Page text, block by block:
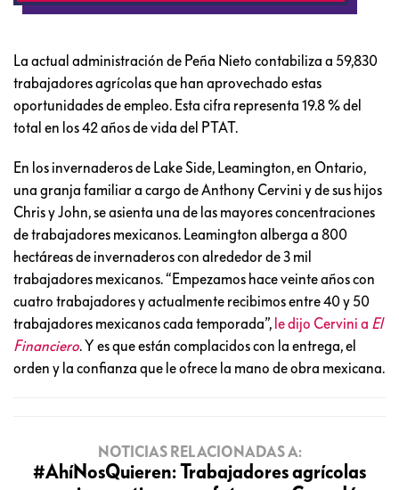
La actual administración de Peña Nieto contabiliza a 59,830
trabajadores agrícolas que han aprovechado estas
oportunidades de empleo. Esta cifra representa 19.8 % del
total en los 42 años de vida del PTAT.
En los invernaderos de Lake Side, Leamington, en Ontario,
una granja familiar a cargo de Anthony Cervini y de sus hijos
Chris y John, se asienta una de las mayores concentraciones
de trabajadores mexicanos. Leamington alberga a 800
hectáreas de invernaderos con alrededor de 3 mil
trabajadores mexicanos. “Empezamos hace veinte años con
cuatro trabajadores y actualmente recibimos entre 40 y 50
trabajadores mexicanos cada temporada”, le dijo Cervini a El
Financiero. Y es que están complacidos con la entrega, el
orden y la confianza que le ofrece la mano de obra mexicana.
NOTICIAS RELACIONADAS A:
#AhíNosQuieren: Trabajadores agrícolas